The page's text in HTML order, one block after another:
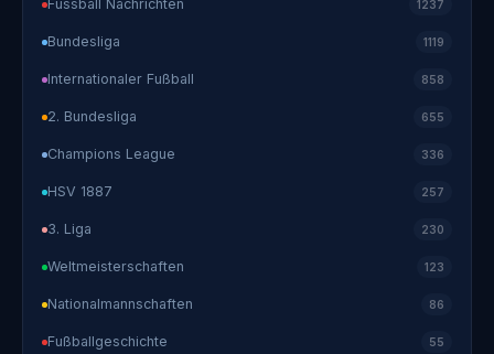
Fussball Nachrichten 1237
Bundesliga 1119
Internationaler Fußball 858
2. Bundesliga 655
Champions League 336
HSV 1887 257
3. Liga 230
Weltmeisterschaften 123
Nationalmannschaften 86
Fußballgeschichte 55